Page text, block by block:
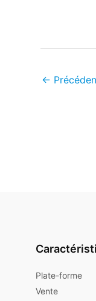
←
Plate-forme
Vente